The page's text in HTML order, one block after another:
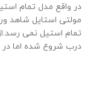
در واقع مدل تمام
مولتی استایل شاهد
تمام استیل نمی
درب شروع شده اما